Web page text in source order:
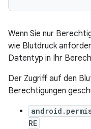
Wenn Sie nur
wie Blutdruck
Datentyp in Ihr
Der Zugriff auf den
Berechtigungen
RE